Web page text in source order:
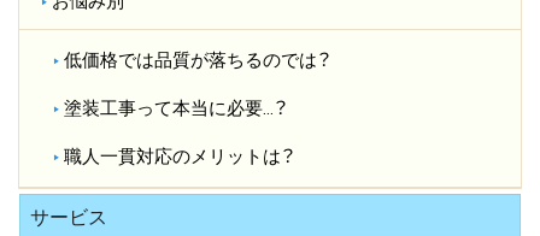
低価格では品質が落ちるのでは？​
塗装工事って本当に必要…？​
職人一貫対応のメリットは？​
サービス